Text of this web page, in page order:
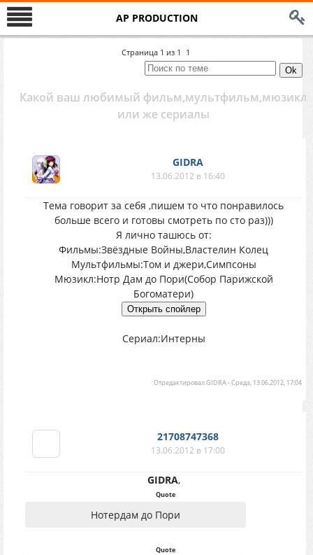
AP PRODUCTION
Страница 1 из 1 1
Какой ваш любимый фильм,мультфильм,мюзикл
или же сериалы
GIDRA
13.06.2012 в 16:40
Тема говорит за себя ,пишем то что понравилось
больше всего и готовы смотреть по сто раз)))
Я лично ташюсь от:
Фильмы:Звёздные Войны,Властелин Колец
Мультфильмы:Том и джери,Симпсоны
Мюзикл:Нотр Дам до Пори(Собор Парижской
Богоматери)
Сериал:Интерны
ОтредактировалGIDRA-Среда, 13.06.2012, 17:04
21708747368
13.06.2012 в 17:00
GIDRA,
Quote
Нотердам до Пори
Quote